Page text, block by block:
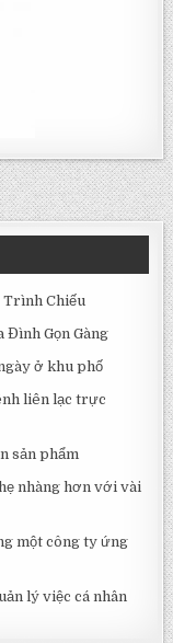
Trình Chiếu
Đình Gọn Gàng
ở khu phố
liên lạc trực
sản phẩm
nhàng hơn với vài
một công ty ứng
lý việc cá nhân